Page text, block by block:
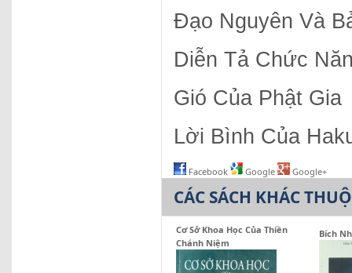
Đạo Nguyên Và
Diễn Tả Chức
Gió Của Phật Gia
Lời Bình Của
Facebook Google Google+
CÁC SÁCH KHÁC
Cơ Sở Khoa Học Của Thiền
Chánh Niệm
Bích